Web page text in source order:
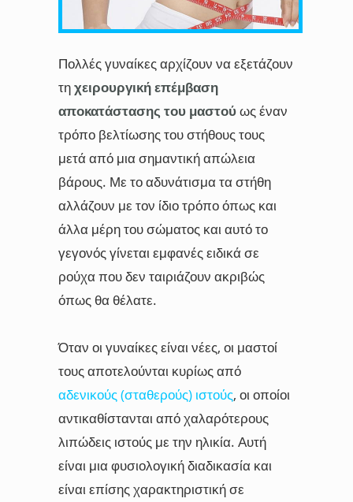
Πολλές γυναίκες αρχίζουν να εξετάζουν
τηχειρουργική επέμβαση
αποκατάστασης του μαστούως έναν
τρόπο βελτίωσης του στήθους τους
μετά από μια σημαντική απώλεια
βάρους. Με το αδυνάτισμα τα στήθη
αλλάζουν με τον ίδιο τρόπο όπως και
άλλα μέρη του σώματος και αυτό το
γεγονός γίνεται εμφανές ειδικά σε
ρούχα που δεν ταιριάζουν ακριβώς
όπως θα θέλατε.
Όταν οι γυναίκες είναι νέες, οι μαστοί
τους αποτελούνται κυρίως από
αδενικούς (σταθερούς) ιστούς, οι οποίοι
αντικαθίστανται από χαλαρότερους
λιπώδεις ιστούς με την ηλικία. Αυτή
είναι μια φυσιολογική διαδικασία και
είναι επίσης χαρακτηριστική σε